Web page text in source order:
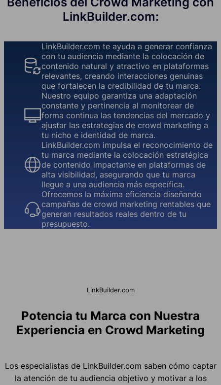
LinkBuilder.com:
LinkBuilder.com te ayuda a generar confianza
con tu audiencia mediante la colocación de
contenido natural y atractivo en plataformas
relevantes, creando interacciones genuinas
que fortalecen la credibilidad de tu marca.
Nuestro equipo garantiza una adaptación
constante y pertinencia al monitorear de
forma continua las tendencias del mercado y
ajustar las estrategias de crowd marketing a
tu nicho e identidad de marca.
LinkBuilder.com impulsa el reconocimiento de
tu marca mediante la colocación estratégica
de contenido impactante en plataformas de
alta visibilidad, asegurando que tu marca
llegue a una audiencia más específica.
Ofrecemos la máxima eficiencia diseñando
campañas de crowd marketing rentables que
generan resultados reales dentro de tu
presupuesto.
LinkBuilder.com
Potencia tu Marca con Nuestra
Experiencia en Crowd Marketing
Los especialistas de LinkBuilder.com saben cómo captar
la atención de tu audiencia objetivo y motivar a los